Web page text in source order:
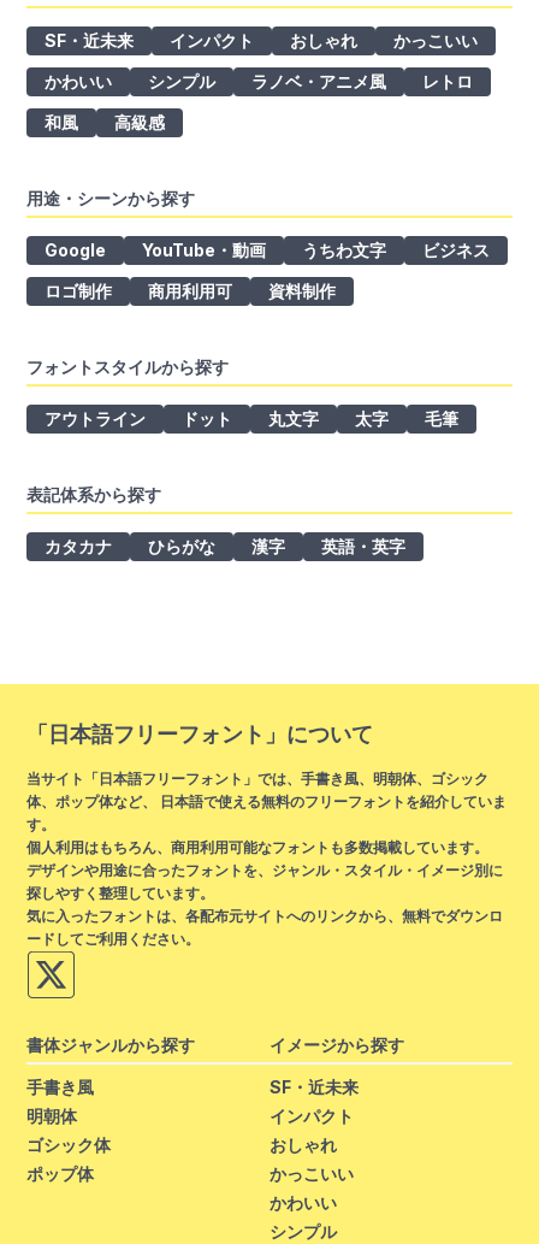
SF・近未来 インパクト おしゃれ
かっこいい
かわいい
シンプル ラノベ・アニメ風
レトロ
和風
高級感
用途・シーンから探す
Google YouTube・動画 うちわ文字
ビジネス
ロゴ制作
商用利用可 資料制作
フォントスタイルから探す
アウトライン ドット 丸文字 太字 毛筆
表記体系から探す
カタカナ ひらがな 漢字 英語・英字
「日本語フリーフォント」について
当サイト「日本語フリーフォント」では、手書き風、明朝体、ゴシック
体、ポップ体など、 日本語で使える無料のフリーフォントを紹介していま
す。
個人利用はもちろん、商用利用可能なフォントも多数掲載しています。
デザインや用途に合ったフォントを、ジャンル・スタイル・イメージ別に
探しやすく整理しています。
気に入ったフォントは、各配布元サイトへのリンクから、無料でダウンロ
ードしてご利用ください。
書体ジャンルから探す
手書き風
明朝体
ゴシック体
ポップ体
イメージから探す
SF・近未来
インパクト
おしゃれ
かっこいい
かわいい
シンプル